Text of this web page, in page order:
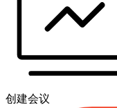
创建会议